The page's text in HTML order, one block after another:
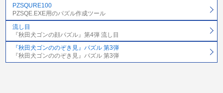
PZSQURE100
PZSQE.EXE用のパズル作成ツール
流し目
『秋田犬ゴンの顔パズル』第4弾 流し目
『秋田犬ゴンののぞき見』パズル 第3弾
『秋田犬ゴンののぞき見』パズル 第3弾